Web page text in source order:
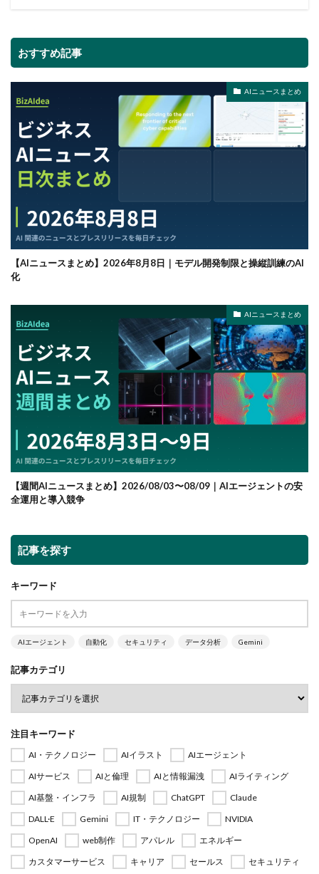
おすすめ記事
AIニュースまとめ
【AIニュースまとめ】2026年8月8日｜モデル開発制限と操縦訓練のAI
化
AIニュースまとめ
【週間AIニュースまとめ】2026/08/03〜08/09｜AIエージェントの安
全運用と導入競争
記事を探す
キーワード
AIエージェント 自動化 セキュリティ データ分析 Gemini
記事カテゴリ
注目キーワード
AI・テクノロジー AIイラスト
AIエージェント
AIサービス
AIと倫理 AIと情報漏洩
AIライティング
AI基盤・インフラ
AI規制 ChatGPT
Claude
DALL·E
Gemini IT・テクノロジー
NVIDIA
OpenAI
web制作 アパレル
エネルギー
カスタマーサービス
キャリア セールス セキュリティ